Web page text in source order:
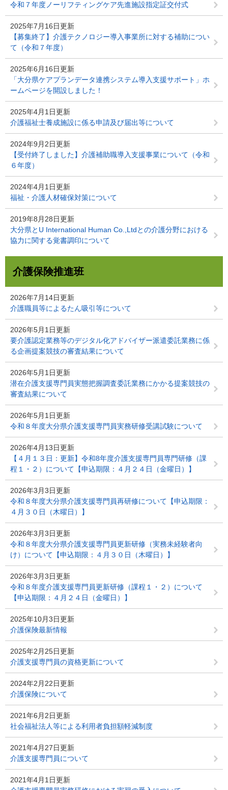
令和７年度ノーリフティングケア先進施設指定証交付式
2025年7月16日更新
【募集終了】介護テクノロジー導入事業所に対する補助につい
て（令和７年度）
2025年6月16日更新
「大分県ケアプランデータ連携システム導入支援サポート」ホ
ームページを開設しました！
2025年4月1日更新
介護福祉士養成施設に係る申請及び届出等について
2024年9月2日更新
【受付終了しました】介護補助職導入支援事業について（令和
６年度）
2024年4月1日更新
福祉・介護人材確保対策について
2019年8月28日更新
大分県とU International Human Co.,Ltdとの介護分野における
協力に関する覚書調印について
介護保険推進班
2026年7月14日更新
介護職員等によるたん吸引等について
2026年5月1日更新
要介護認定業務等のデジタル化アドバイザー派遣委託業務に係
る企画提案競技の審査結果について
2026年5月1日更新
潜在介護支援専門員実態把握調査委託業務にかかる提案競技の
審査結果について
2026年5月1日更新
令和８年度大分県介護支援専門員実務研修受講試験について
2026年4月13日更新
【４月１３日：更新】令和8年度介護支援専門員専門研修（課
程１・２）について【申込期限：４月２４日（金曜日）】
2026年3月3日更新
令和８年度大分県介護支援専門員再研修について【申込期限：
４月３０日（木曜日）】
2026年3月3日更新
令和８年度大分県介護支援専門員更新研修（実務未経験者向
け）について【申込期限：４月３０日（木曜日）】
2026年3月3日更新
令和８年度介護支援専門員更新研修（課程１・２）について
【申込期限：４月２４日（金曜日）】
2025年10月3日更新
介護保険最新情報
2025年2月25日更新
介護支援専門員の資格更新について
2024年2月22日更新
介護保険について
2021年6月2日更新
社会福祉法人等による利用者負担額軽減制度
2021年4月27日更新
介護支援専門員について
2021年4月1日更新